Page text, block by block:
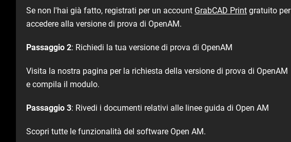
Se non l'hai già fatto, registrati per un account GrabCAD Print gratuito per
accedere alla versione di prova di OpenAM.
Passaggio 2: Richiedi la tua versione di prova di OpenAM​
Visita la nostra pagina per la richiesta della versione di prova di OpenAM
e compila il modulo.​
Passaggio 3: Rivedi i documenti relativi alle linee guida di Open AM
Scopri tutte le funzionalità del software Open AM. ​